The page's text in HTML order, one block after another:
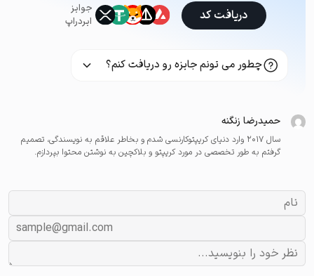
جوایز
ایردراپ
دریافت کد
چطور می تونم جایزه رو دریافت کنم؟
حمیدرضا زنگنه
سال ۲۰۱۷ وارد دنیای کریپتوکارنسی شدم و بخاطر علاقم به نویسندگی، تصمیم
گرفتم به طور تخصصی در مورد کریپتو و بلاکچین به نوشتن محتوا بپردازم.